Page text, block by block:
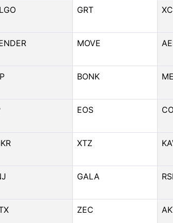
GRT
MOVE
BONK
EOS
XTZ
GALA
ZEC